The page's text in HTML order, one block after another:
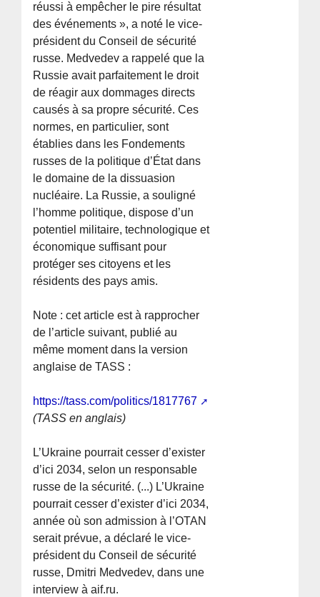
réussi à empêcher le pire résultat
des événements », a noté le vice-
président du Conseil de sécurité
russe. Medvedev a rappelé que la
Russie avait parfaitement le droit
de réagir aux dommages directs
causés à sa propre sécurité. Ces
normes, en particulier, sont
établies dans les Fondements
russes de la politique d’État dans
le domaine de la dissuasion
nucléaire. La Russie, a souligné
l’homme politique, dispose d’un
potentiel militaire, technologique et
économique suffisant pour
protéger ses citoyens et les
résidents des pays amis.
Note : cet article est à rapprocher
de l’article suivant, publié au
même moment dans la version
anglaise de TASS :
https://tass.com/politics/1817767
(TASS en anglais)
L’Ukraine pourrait cesser d’exister
d’ici 2034, selon un responsable
russe de la sécurité. (...) L’Ukraine
pourrait cesser d’exister d’ici 2034,
année où son admission à l’OTAN
serait prévue, a déclaré le vice-
président du Conseil de sécurité
russe, Dmitri Medvedev, dans une
interview à aif.ru.